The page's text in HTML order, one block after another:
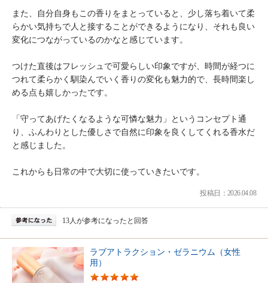
また、自分自身もこの香りをまとっていると、少し落ち着いて柔
らかい気持ちで人と接することができるようになり、それも良い
変化につながっているのかなと感じています。
つけた直後はフレッシュで可愛らしい印象ですが、時間が経つに
つれて柔らかく馴染んでいく香りの変化も魅力的で、長時間楽し
める点も嬉しかったです。
「守ってあげたくなるような可憐な魅力」というコンセプト通
り、ふんわりとした優しさで自然に印象を良くしてくれる香水だ
と感じました。
これからも日常の中で大切に使っていきたいです。
投稿日：2026.04.08
13人が参考になったと回答
ラブアトラクション・ゼラニウム（女性
用）